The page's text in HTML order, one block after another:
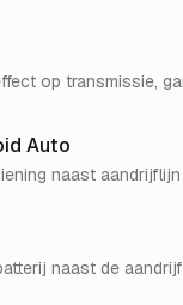
op transmissie,
Auto
naast
naast de